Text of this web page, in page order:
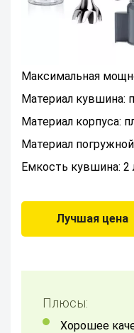
Максимальная
Материал кувшина:
Материал корпуса:
Материал
Емкость кувшина: 2
Лучшая цена
Плюсы:
хорошее